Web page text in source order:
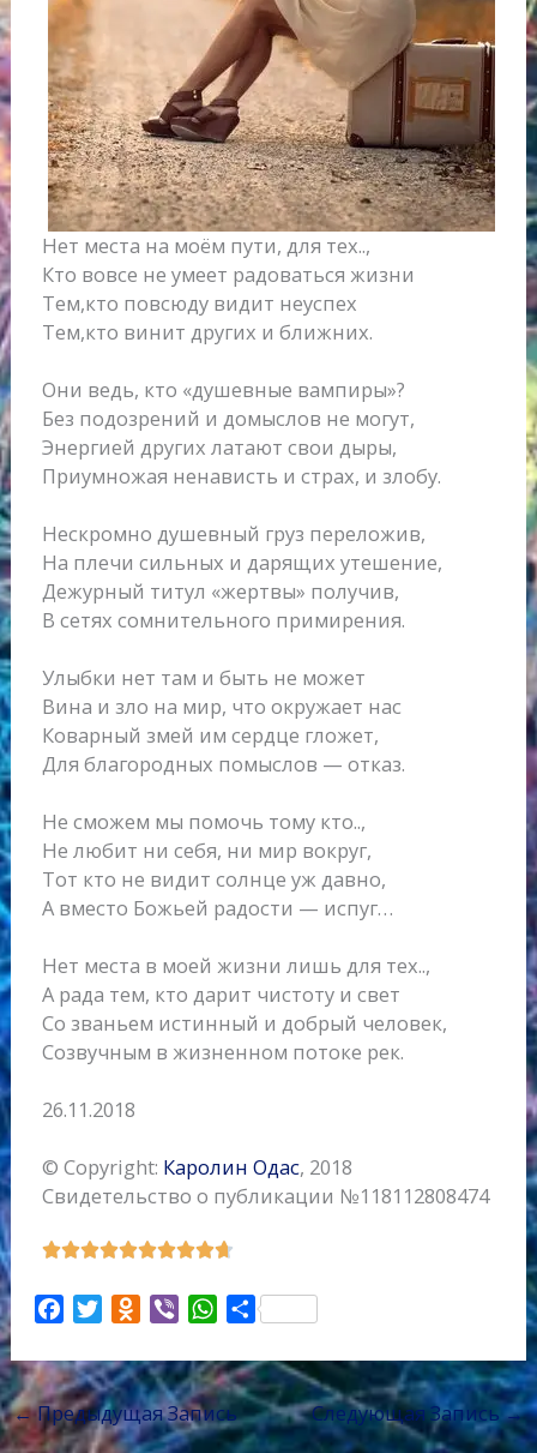
Нет места на моём пути, для тех..,
Кто вовсе не умеет радоваться жизни
Тем,кто повсюду видит неуспех
Тем,кто винит других и ближних.
Они ведь, кто «душевные вампиры»?
Без подозрений и домыслов не могут,
Энергией других латают свои дыры,
Приумножая ненависть и страх, и злобу.
Нескромно душевный груз переложив,
На плечи сильных и дарящих утешение,
Дежурный титул «жертвы» получив,
В сетях сомнительного примирения.
Улыбки нет там и быть не может
Вина и зло на мир, что окружает нас
Коварный змей им сердце гложет,
Для благородных помыслов — отказ.
Не сможем мы помочь тому кто..,
Не любит ни себя, ни мир вокруг,
Тот кто не видит солнце уж давно,
А вместо Божьей радости — испуг…
Нет места в моей жизни лишь для тех..,
А рада тем, кто дарит чистоту и свет
Со званьем истинный и добрый человек,
Созвучным в жизненном потоке рек.
26.11.2018
© Copyright: Каролин Одас, 2018
Свидетельство о публикации №118112808474

е
к
а
9
c
e
b
i
t
t
O
n
o
k
b
e
r
W
a
t
s
О
п
р
а
←Предыдущая Запись Следующая Запись→